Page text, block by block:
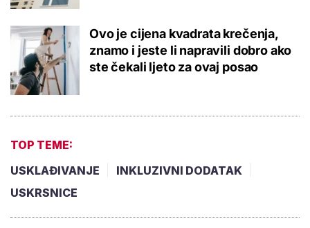
Ovo je cijena kvadrata krečenja,
znamo i jeste li napravili dobro ako
ste čekali ljeto za ovaj posao
TOP TEME:
USKLAĐIVANJE
INKLUZIVNI DODATAK
USKRSNICE